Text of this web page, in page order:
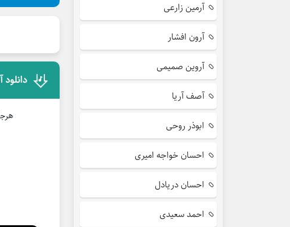
آرمین زارعی
آرون افشار
آروین صمیمی
آصف آریا
ابوذر روحی
احسان خواجه امیری
احسان دریادل
احمد سعیدی